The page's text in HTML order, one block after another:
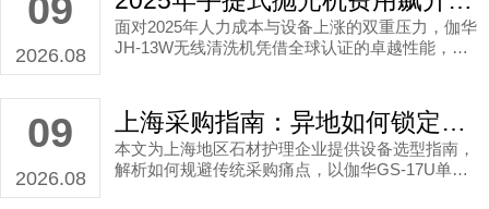
09
2026.08
面对2025年人力成本与设备上涨的双重压力，伽华
JH-13W无线清洗机凭借全球认证的卓越性能，正
09
2026.08
上海采购指南：异地如何锁定专业石材抛光机生产厂家？
本文为上海地区石材护理企业提供设备选型指南，
解析如何规避传统采购痛点，以伽华GS-17U单刷